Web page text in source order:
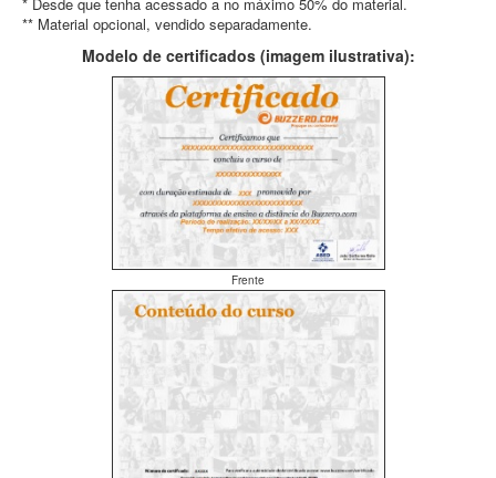
* Desde que tenha acessado a no máximo 50% do material.
** Material opcional, vendido separadamente.
Modelo de certificados (imagem ilustrativa):
Frente